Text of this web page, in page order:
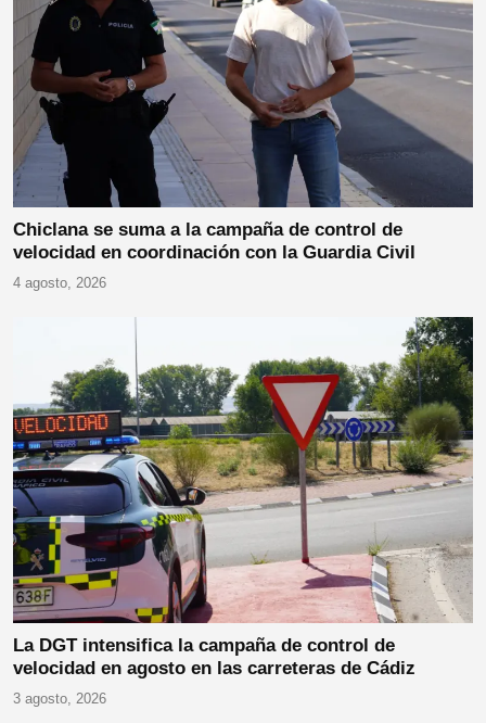
Chiclana se suma a la campaña de control de
velocidad en coordinación con la Guardia Civil
4 agosto, 2026
La DGT intensifica la campaña de control de
velocidad en agosto en las carreteras de Cádiz
3 agosto, 2026